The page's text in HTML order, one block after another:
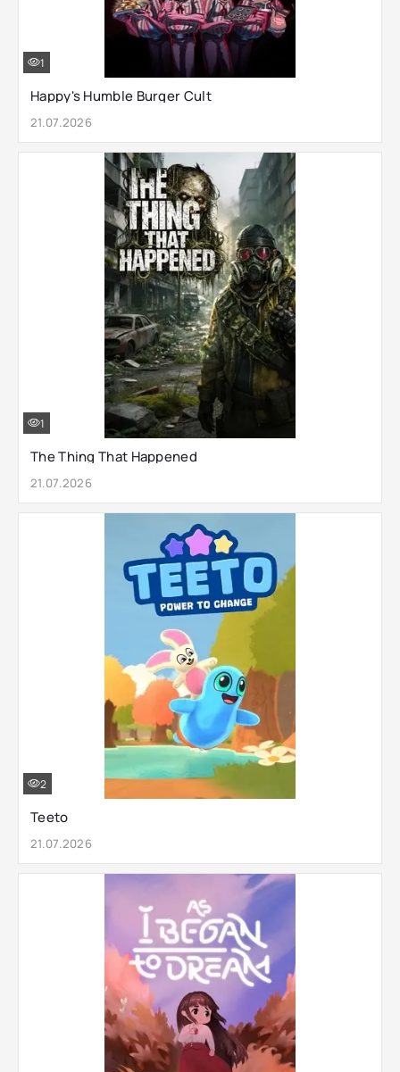
Happy's Humble Burger Cult
21.07.2026
1
The Thing That Happened
21.07.2026
1
Teeto
21.07.2026
2